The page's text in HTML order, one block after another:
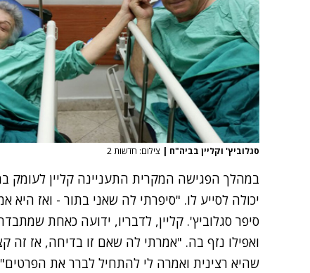
סגלוביץ' וקליין בביה"ח | צילום: חדשות 2
במהלך הפגישה המקרית התעניינה קליין
יכולה לסייע לו. "סיפרתי לה שאני בתור - ואז
סיפר סגלוביץ'. קליין, לדבריו, ידועה כאחת
ואפילו נזף בה. "אמרתי לה שאם זו בדיחה, אז זה
שהיא רצינית ואמרה לי להתחיל לברר את